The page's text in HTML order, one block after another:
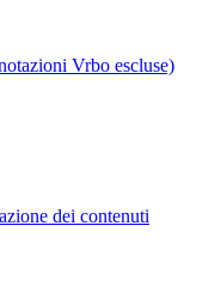
Vrbo escluse)
dei contenuti